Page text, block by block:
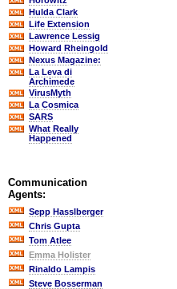
Hulda Clark
Life Extension
Lawrence Lessig
Howard Rheingold
Nexus Magazine:
La Leva di
Archimede
VirusMyth
La Cosmica
SARS
What Really
Happened
Communication
Agents:
Sepp Hasslberger
Chris Gupta
Tom Atlee
Emma Holister
Rinaldo Lampis
Steve Bosserman